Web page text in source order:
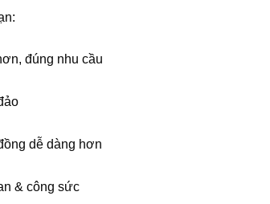
đúng nhu cầu
dễ dàng hơn
& công sức